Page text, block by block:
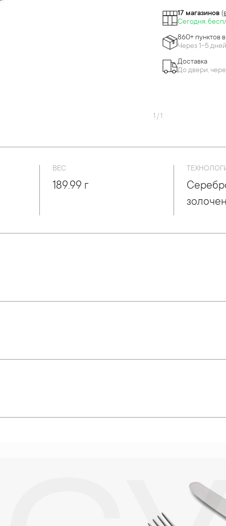
1 / 1
17 магазинов
Сегодня,
860+ пунктов
Через 1-5 дней
Доставка
До двери,
ВЕС
189.99 г
Особенно беречь от воздействия влаги, необходимо
одного раза в месяц, а также регулярно протирать их